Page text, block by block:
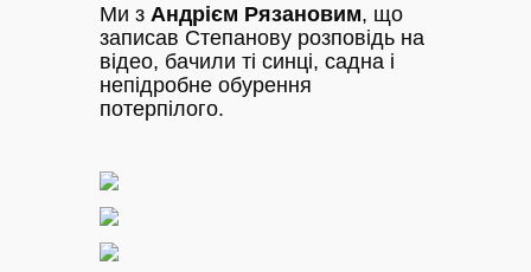
Ми з Андрієм Рязановим, що
записав Степанову розповідь на
відео, бачили ті синці, садна і
непідробне обурення
потерпілого.